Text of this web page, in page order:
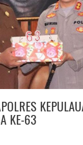
KE-63